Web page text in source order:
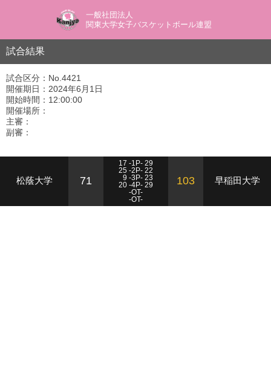
一般社団法人
関東大学女子バスケットボール連盟
試合結果
試合区分：No.4421
開催期日：2024年6月1日
開始時間：12:00:00
開催場所：
主審：
副審：
松蔭大学 71
17 -1P- 29
25 -2P- 22
9 -3P- 23
20 -4P- 29
-OT-
-OT-
103 早稲田大学